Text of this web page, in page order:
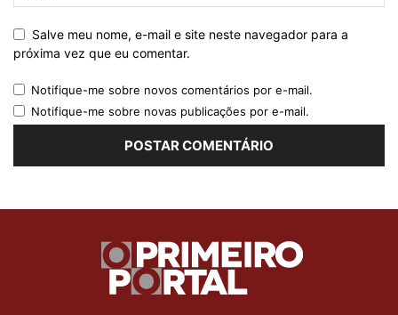
Salve meu nome, e-mail e site neste navegador para a
próxima vez que eu comentar.
Notifique-me sobre novos comentários por e-mail.
Notifique-me sobre novas publicações por e-mail.